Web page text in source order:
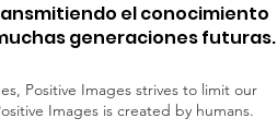
el conocimiento
generaciones futuras.
Positive Images strives to limit our
Images is created by humans.